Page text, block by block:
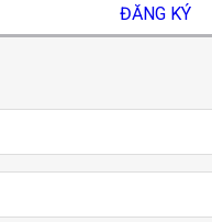
ĐĂNG KÝ